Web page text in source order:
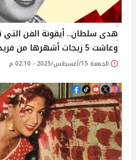
هدى سلطان.. أيقونة الفن التي
وعاشت 5 زيجات أشهرها من فريد شوقي
الجمعة 15/أغسطس/2025 - 02:10 م